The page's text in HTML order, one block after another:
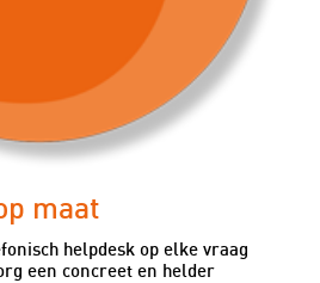
maat
helpdesk op elke vraag
een concreet en helder